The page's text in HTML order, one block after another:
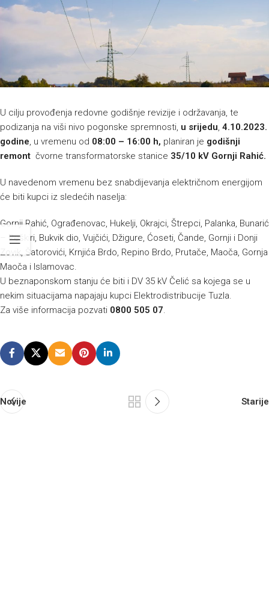
U cilju provođenja redovne godišnje revizije i održavanja, te
podizanja na viši nivo pogonske spremnosti, u srijedu, 4.10.2023.
godine, u vremenu od 08:00 – 16:00 h, planiran je godišnji
remont čvorne transformatorske stanice 35/10 kV Gornji Rahić.
U navedenom vremenu bez snabdijevanja električnom energijom
će biti kupci iz sledećih naselja:
Gornji Rahić, Ograđenovac, Hukelji, Okrajci, Štrepci, Palanka, Bunarić
– Peškiri, Bukvik dio, Vujčići, Džigure, Ćoseti, Čande, Gornji i Donji
Zovik, Šatorovići, Krnjića Brdo, Repino Brdo, Prutače, Maoča, Gornja
Maoča i Islamovac.
U beznaponskom stanju će biti i DV 35 kV Čelić sa kojega se u
nekim situacijama napajaju kupci Elektrodistribucije Tuzla.
Za više informacija pozvati 0800 505 07.
Novije Starije